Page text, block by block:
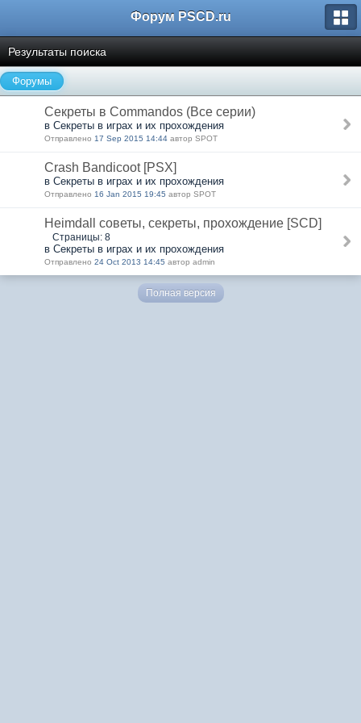
Форум PSCD.ru
Результаты поиска
Форумы
Секреты в Commandos (Все серии)
в Секреты в играх и их прохождения
Отправлено 17 Sep 2015 14:44 автор SPOT
Crash Bandicoot [PSX]
в Секреты в играх и их прохождения
Отправлено 16 Jan 2015 19:45 автор SPOT
Heimdall советы, секреты, прохождение [SCD]
Страницы: 8
в Секреты в играх и их прохождения
Отправлено 24 Oct 2013 14:45 автор admin
Полная версия